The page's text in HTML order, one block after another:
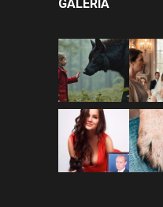
GALERÍA